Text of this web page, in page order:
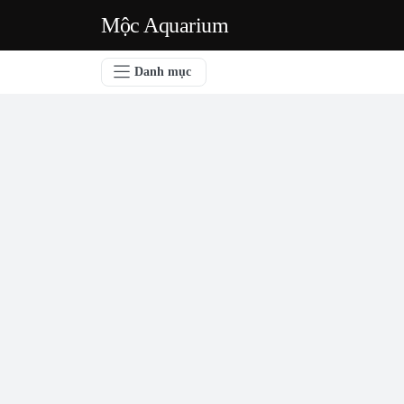
Mộc Aquarium
Danh mục